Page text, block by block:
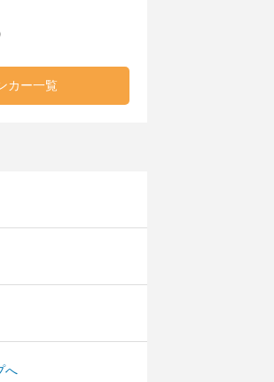
カー一覧
へ